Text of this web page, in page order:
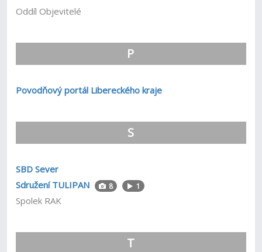
Oddíl Objevitelé
P
Povodňový portál Libereckého kraje
S
SBD Sever
Sdružení TULIPAN
8 1
Spolek RAK
T